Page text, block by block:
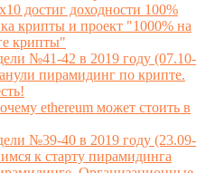
достиг доходности 100%
крипты и проект "1000% на
крипты"
№41-42 в 2019 году (07.10-
пирамидинг по крипте.
ethereum может стоить в
№39-40 в 2019 году (23.09-
к старту пирамидинга